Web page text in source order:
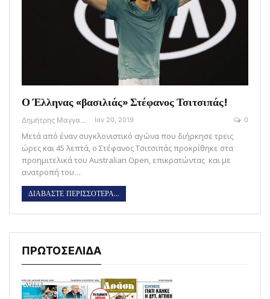
Ο Έλληνας «βασιλιάς» Στέφανος Τσιτσιπάς!
Δημήτρης Μαγγανάρης Ιαν 20, 2019 0
Μετά από έναν συγκλονιστικό αγώνα που διήρκησε τρεις
ώρες και 45 λεπτά, ο Στέφανος Τσιτσιπάς προκρίθηκε στα
προημιτελικά του Australian Open, επικρατώντας και με
ανατροπή του…
ΔΙΑΒΑΣΤΕ ΠΕΡΙΣΣΟΤΕΡΑ...
ΠΡΩΤΟΣΕΛΙΔΑ